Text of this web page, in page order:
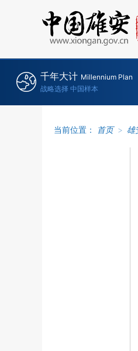
千年大计 Millennium Plan
战略选择 中国样本
当前位置： 首页 > 雄